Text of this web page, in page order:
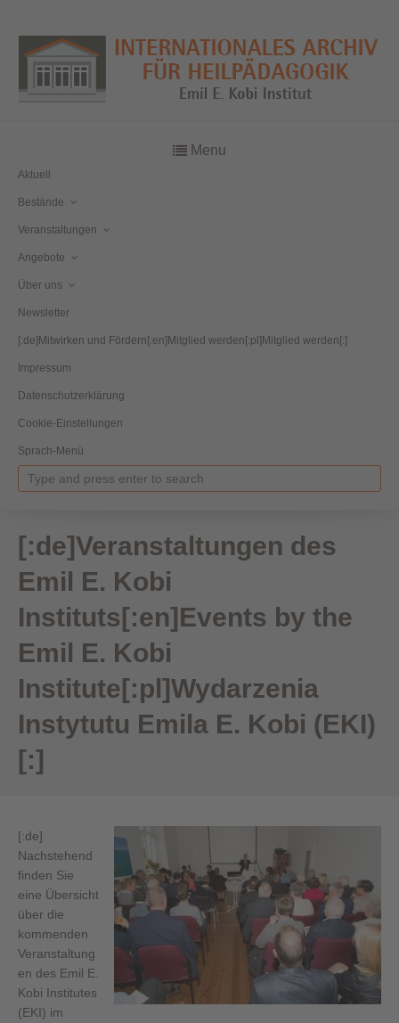
Menu
Aktuell
Bestände
Veranstaltungen
Angebote
Über uns
Newsletter
[:de]Mitwirken und Fördern[:en]Mitglied werden[:pl]Mitglied werden[:]
Impressum
Datenschutzerklärung
Cookie-Einstellungen
Sprach-Menü
[:de]Veranstaltungen des
Emil E. Kobi
Instituts[:en]Events by the
Emil E. Kobi
Institute[:pl]Wydarzenia
Instytutu Emila E. Kobi (EKI)
[:]
[:de]
Nachstehend
finden Sie
eine Übersicht
über die
kommenden
Veranstaltung
en des Emil E.
Kobi Institutes
(EKI) im